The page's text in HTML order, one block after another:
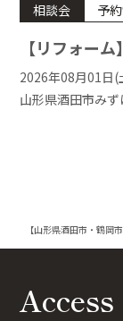
相談会 予
【リフォー
2026年08月01日
山形県酒田市み
【山形県酒田市・鶴岡
Access